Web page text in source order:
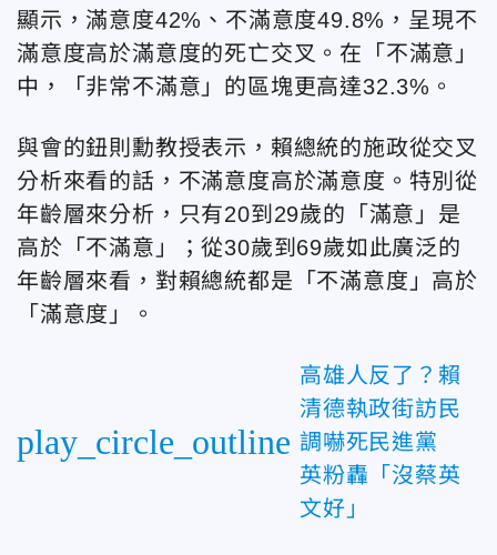
顯示，滿意度42%、不滿意度49.8%，呈現不
滿意度高於滿意度的死亡交叉。在「不滿意」
中，「非常不滿意」的區塊更高達32.3%。
與會的鈕則勳教授表示，賴總統的施政從交叉
分析來看的話，不滿意度高於滿意度。特別從
年齡層來分析，只有20到29歲的「滿意」是
高於「不滿意」；從30歲到69歲如此廣泛的
年齡層來看，對賴總統都是「不滿意度」高於
「滿意度」。
play_circle_outline
高雄人反了？賴
清德執政街訪民
調嚇死民進黨
英粉轟「沒蔡英
文好」